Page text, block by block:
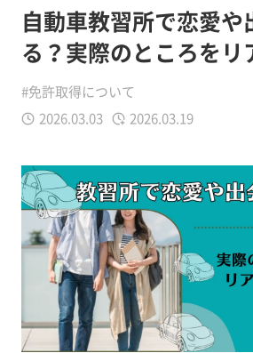
自動車教習所で恋愛や
る？実際のところをリ
#免許取得について
2026.03.03
2026.03.19